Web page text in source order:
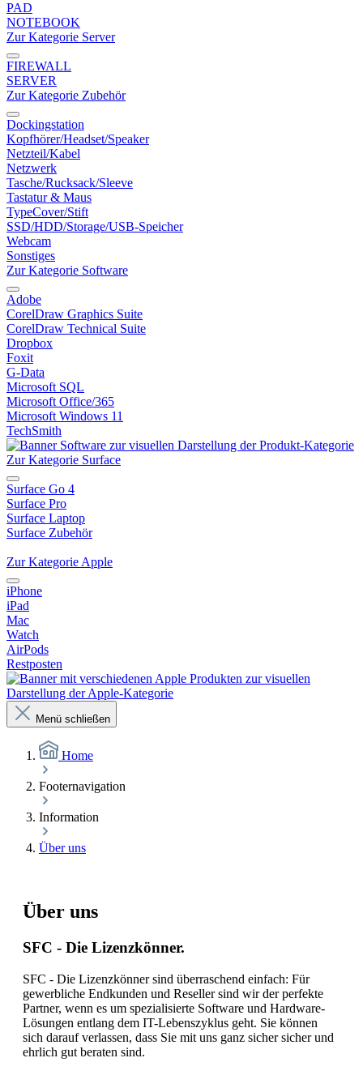
PAD
NOTEBOOK
Zur Kategorie Server
FIREWALL
SERVER
Zur Kategorie Zubehör
Dockingstation
Kopfhörer/Headset/Speaker
Netzteil/Kabel
Netzwerk
Tasche/Rucksack/Sleeve
Tastatur & Maus
TypeCover/Stift
SSD/HDD/Storage/USB-Speicher
Webcam
Sonstiges
Zur Kategorie Software
Adobe
CorelDraw Graphics Suite
CorelDraw Technical Suite
Dropbox
Foxit
G-Data
Microsoft SQL
Microsoft Office/365
Microsoft Windows 11
TechSmith
Zur Kategorie Surface
Surface Go 4
Surface Pro
Surface Laptop
Surface Zubehör
Zur Kategorie Apple
iPhone
iPad
Mac
Watch
AirPods
Restposten
Menü schließen
Home
Footernavigation
Information
Über uns
Über uns
SFC - Die Lizenzkönner.
SFC - Die Lizenzkönner sind überraschend einfach: Für
gewerbliche Endkunden und Reseller sind wir der perfekte
Partner, wenn es um spezialisierte Software und Hardware-
Lösungen entlang dem IT-Lebenszyklus geht. Sie können
sich darauf verlassen, dass Sie mit uns ganz sicher sicher und
ehrlich gut beraten sind.